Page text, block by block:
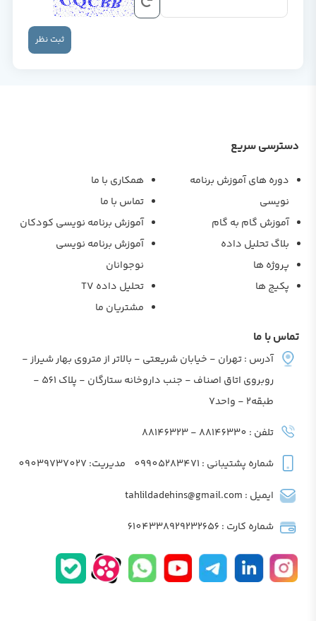
ثبت نظر
دسترسی سریع
دوره های آموزش برنامه
نویسی
آموزش گام به گام
بلاگ تحلیل داده
پروژه ها
پکیج ها
همکاری با ما
تماس با ما
آموزش برنامه نویسی کودکان
آموزش برنامه نویسی
نوجوانان
تحلیل داده TV
مشتریان ما
تماس با ما
آدرس : تهران - خیابان شریعتی - بالاتر از متروی بهار شیراز -
روبروی اتاق اصناف - جنب داروخانه ستارگان - پلاک 561 -
طبقه2 - واحد7
تلفن : 88146330 - 88146323
شماره پشتیبانی : 09905283471 مدیریت: 09039737027
ایمیل : tahlildadehins@gmail.com
شماره کارت : 6104338929232656